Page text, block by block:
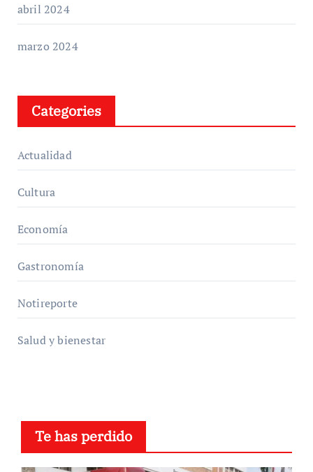
abril 2024
marzo 2024
Categories
Actualidad
Cultura
Economía
Gastronomía
Notireporte
Salud y bienestar
Te has perdido